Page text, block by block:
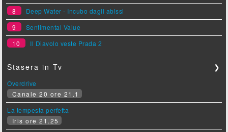
8
Deep Water - Incubo dagli abissi
9
Sentimental Value
10
Il Diavolo veste Prada 2
Stasera in Tv ❯
Overdrive
Canale 20 ore 21.1
La tempesta perfetta
Iris ore 21.25